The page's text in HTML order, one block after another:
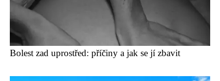
Bolest zad uprostřed: příčiny a jak se jí zbavit